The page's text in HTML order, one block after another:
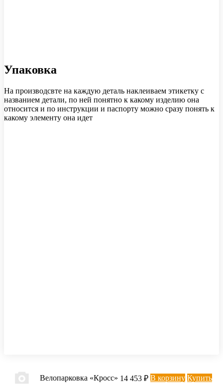
Упаковка
На производсвте на каждую деталь наклеиваем этикетку с
названием детали, по ней понятно к какому изделию она
относится и по инструкции и паспорту можно сразу понять к
какому элементу она идет
Велопарковка «Кросс» 14 453 ₽ В корзину Купить